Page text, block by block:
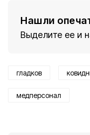
Нашли
Выделите ее и
гладков
медперсонал